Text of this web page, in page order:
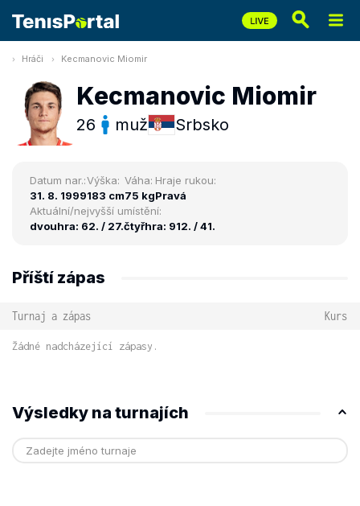
Hráči Kecmanovic Miomir
Kecmanovic Miomir
26 muž Srbsko
Datum nar.:
31. 8. 1999
Výška:
183 cm
Váha:
75 kg
Hraje rukou:
Pravá
Aktuální/nejvyšší umístění:
dvouhra: 62. / 27.čtyřhra: 912. / 41.
Příští zápas
Turnaj a zápas Kurs
Žádné nadcházející zápasy.
Výsledky na turnajích